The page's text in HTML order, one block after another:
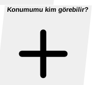
Konumumu kim görebilir?